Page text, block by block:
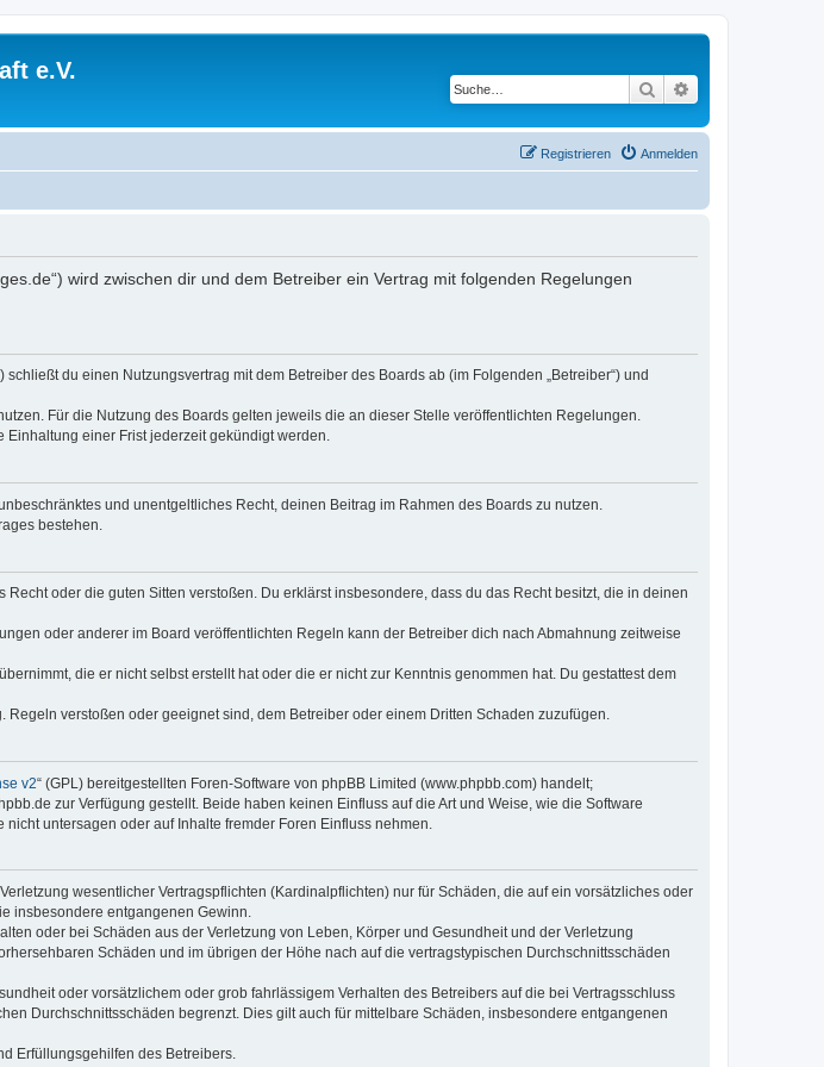
e.V.
Suche
Anmelden
Registrieren
wird zwischen dir und dem Betreiber ein Vertrag mit folgenden Regelungen
du einen Nutzungsvertrag mit dem Betreiber des Boards ab (im Folgenden „Betreiber“) und
Für die Nutzung des Boards gelten jeweils die an dieser Stelle veröffentlichten Regelungen.
Einhaltung einer Frist jederzeit gekündigt werden.
und unentgeltliches Recht, deinen Beitrag im Rahmen des Boards zu nutzen.
bestehen.
oder die guten Sitten verstoßen. Du erklärst insbesondere, dass du das Recht besitzt, die in deinen
oder anderer im Board veröffentlichten Regeln kann der Betreiber dich nach Abmahnung zeitweise
die er nicht selbst erstellt hat oder die er nicht zur Kenntnis genommen hat. Du gestattest dem
verstoßen oder geeignet sind, dem Betreiber oder einem Dritten Schaden zuzufügen.
v2“ (GPL) bereitgestellten Foren-Software von phpBB Limited (www.phpbb.com) handelt;
zur Verfügung gestellt. Beide haben keinen Einfluss auf die Art und Weise, wie die Software
untersagen oder auf Inhalte fremder Foren Einfluss nehmen.
wesentlicher Vertragspflichten (Kardinalpflichten) nur für Schäden, die auf ein vorsätzliches oder
insbesondere entgangenen Gewinn.
oder bei Schäden aus der Verletzung von Leben, Körper und Gesundheit und der Verletzung
Schäden und im übrigen der Höhe nach auf die vertragstypischen Durchschnittsschäden
oder vorsätzlichem oder grob fahrlässigem Verhalten des Betreibers auf die bei Vertragsschluss
Durchschnittsschäden begrenzt. Dies gilt auch für mittelbare Schäden, insbesondere entgangenen
Erfüllungsgehilfen des Betreibers.